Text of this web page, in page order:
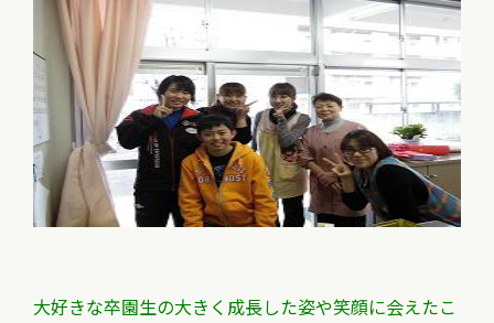
大好きな卒園生の大きく成長した姿や笑顔に会えたこ